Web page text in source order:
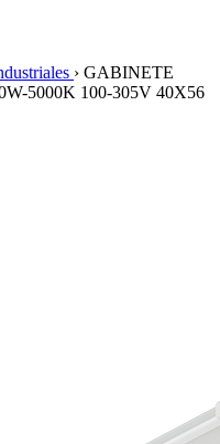
› GABINETE
5000K 100-305V 40X56